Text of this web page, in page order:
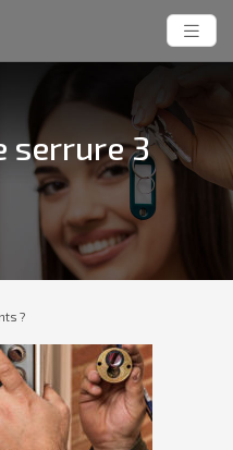
serrure 3
?